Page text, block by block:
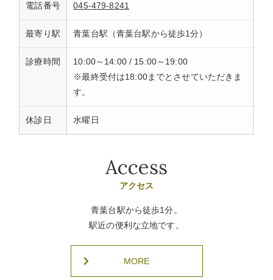
電話番号 045-479-8241
最寄り駅 青葉台駅（青葉台駅から徒歩1分）
診療時間
10:00～14:00 / 15:00～19:00
※最終受付は18:00までとさせていただきま
す。
休診日 水曜日
Access
アクセス
青葉台駅から徒歩1分。
駅近の便利な立地です。
MORE